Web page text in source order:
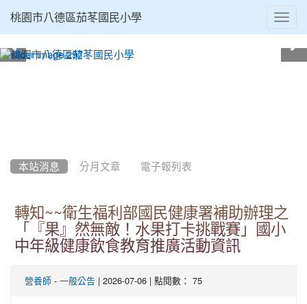
桃園市八德區茄苳國民小學
本站消息 分月文章 電子報列表
轉知~~衛生福利部國民健康署補助辦理之
「『果』然無敵！水果打卡挑戰賽」國小
中年級健康飲食教育推廣活動資訊
營養師 - 一般公告 | 2026-07-06 | 點閱數： 75